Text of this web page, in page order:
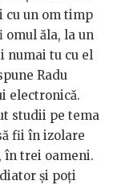
cu un om timp
omul ăla, la un
numai tu cu el
Radu
electronică.
studii pe tema
fii în izolare
în trei oameni.
și poți